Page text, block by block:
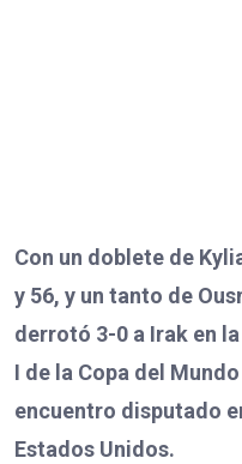
Con un doblete de
y 56, y un tanto de
derrotó 3-0 a Irak en
I de la Copa del
encuentro disputado
Estados Unidos.